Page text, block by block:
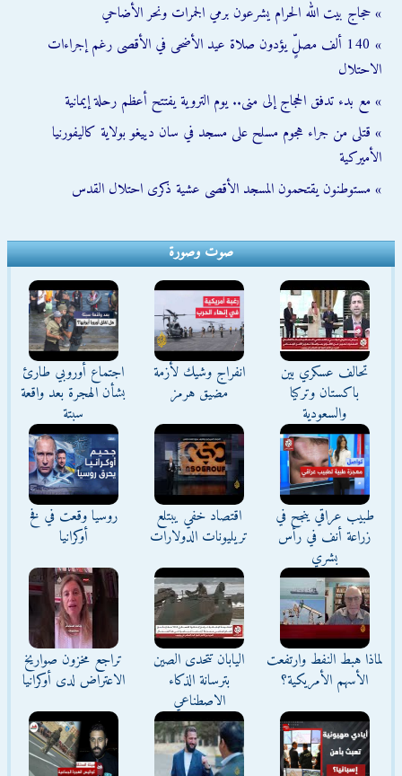
» حجاج بيت الله الحرام يشرعون برمي الجمرات ونحر الأضاحي
» 140 ألف مصلٍّ يؤدون صلاة عيد الأضحى في الأقصى رغم إجراءات
الاحتلال
» مع بدء تدفق الحجاج إلى منى.. يوم التروية يفتتح أعظم رحلة إيمانية
» قتلى من جراء هجوم مسلح على مسجد في سان دييغو بولاية كاليفورنيا
الأميركية
» مستوطنون يقتحمون المسجد الأقصى عشية ذكرى احتلال القدس
صوت وصورة
تحالف عسكري بين
باكستان وتركيا
والسعودية
انفراج وشيك لأزمة
مضيق هرمز
اجتماع أوروبي طارئ
بشأن الهجرة بعد واقعة
سبتة
طبيب عراقي ينجح في
زراعة أنف في رأس
بشري
اقتصاد خفي يبتلع
تريليونات الدولارات
روسيا وقعت في فخ
أوكرانيا
لماذا هبط النفط وارتفعت
الأسهم الأمريكية؟
اليابان تتحدى الصين
بترسانة الذكاء
الاصطناعي
تراجع مخزون صواريخ
الاعتراض لدى أوكرانيا